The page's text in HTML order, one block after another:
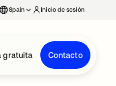
Spain Inicio de sesión
gratuita Contacto